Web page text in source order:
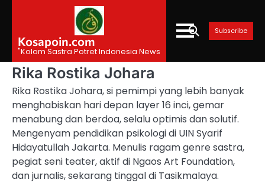
contentKosapoin.com
"Kolom Sastra Potret Indonesia News
Subscribe
Rika Rostika Johara
Rika Rostika Johara, si pemimpi yang lebih banyak
menghabiskan hari depan layer 16 inci, gemar
menabung dan berdoa, selalu optimis dan solutif.
Mengenyam pendidikan psikologi di UIN Syarif
Hidayatullah Jakarta. Menulis ragam genre sastra,
pegiat seni teater, aktif di Ngaos Art Foundation,
dan jurnalis, sekarang tinggal di Tasikmalaya.